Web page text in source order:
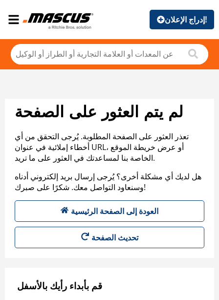
إدراج الإعلان!
لم يتم العثور على الصفحة
تعذر العثور على الصفحة المطلوبة. يُرجى التحقق من أي
أخطاء إملائية في عنوان URL، أو عرض خريطة الموقع
الخاصة بنا لمساعدتك في العثور على ما تريد.
هل لديك أي مشكلة أخرى؟ يُرجى إرسال بريد إلكتروني أدناه
وسنعاود التواصل معك. شكرًا على صبرك!
العودة إلى الصفحة الرئيسية
تحديث الصفحة
قم بأبداء رأيك بالأسفل